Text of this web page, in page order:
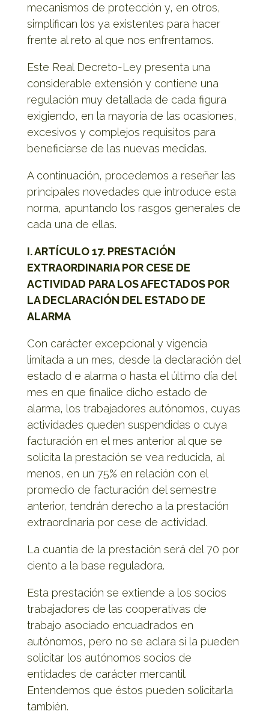
mecanismos de protección y, en otros,
simplifican los ya existentes para hacer
frente al reto al que nos enfrentamos.
Este Real Decreto-Ley presenta una
considerable extensión y contiene una
regulación muy detallada de cada figura
exigiendo, en la mayoría de las ocasiones,
excesivos y complejos requisitos para
beneficiarse de las nuevas medidas.
A continuación, procedemos a reseñar las
principales novedades que introduce esta
norma, apuntando los rasgos generales de
cada una de ellas.
I. ARTÍCULO 17. PRESTACIÓN
EXTRAORDINARIA POR CESE DE
ACTIVIDAD PARA LOS AFECTADOS POR
LA DECLARACIÓN DEL ESTADO DE
ALARMA
Con carácter excepcional y vigencia
limitada a un mes, desde la declaración del
estado d e alarma o hasta el último día del
mes en que finalice dicho estado de
alarma, los trabajadores autónomos, cuyas
actividades queden suspendidas o cuya
facturación en el mes anterior al que se
solicita la prestación se vea reducida, al
menos, en un 75% en relación con el
promedio de facturación del semestre
anterior, tendrán derecho a la prestación
extraordinaria por cese de actividad.
La cuantía de la prestación será del 70 por
ciento a la base reguladora.
Esta prestación se extiende a los socios
trabajadores de las cooperativas de
trabajo asociado encuadrados en
autónomos, pero no se aclara si la pueden
solicitar los autónomos socios de
entidades de carácter mercantil.
Entendemos que éstos pueden solicitarla
también.